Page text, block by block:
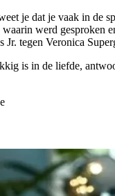
je dat je vaak in de
werd gesproken
Jr. tegen Veronica
is in de liefde,